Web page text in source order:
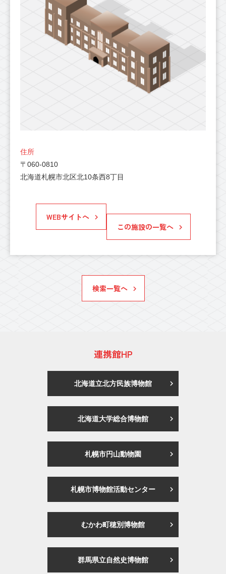
住所
〒060-0810
北海道札幌市北区北10条西8丁目
WEBサイトへ
この施設の一覧へ
検索一覧へ
連携館HP
北海道立北方民族博物館
北海道大学総合博物館
札幌市円山動物園
札幌市博物館活動センター
むかわ町穂別博物館
群馬県立自然史博物館